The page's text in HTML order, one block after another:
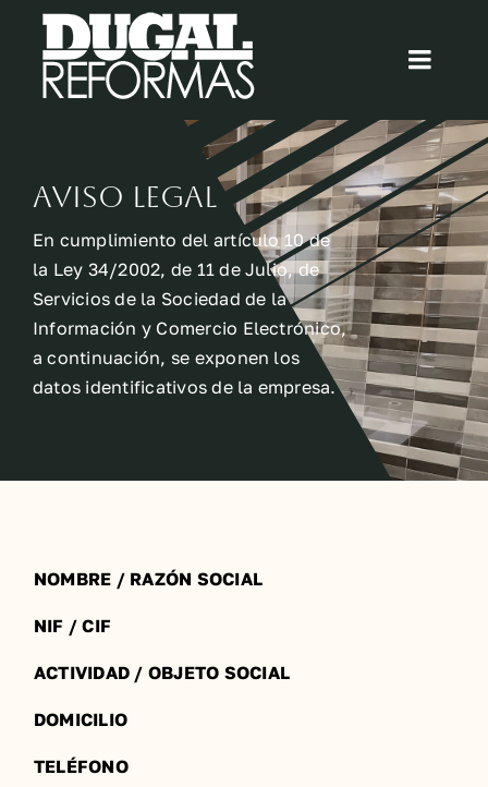
Saltar
contenido
Quiénes somos
Cocinas
Baños
Contacto
Aviso Legal
En cumplimiento del artículo 10 de
la Ley 34/2002, de 11 de Julio, de
Servicios de la Sociedad de la
Información y Comercio Electrónico,
a continuación, se exponen los
datos identificativos de la empresa.
NOMBRE / RAZÓN SOCIAL
NIF / CIF
ACTIVIDAD / OBJETO SOCIAL
DOMICILIO
TELÉFONO